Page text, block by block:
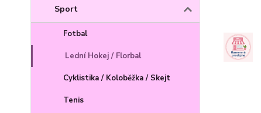
Sport
Fotbal
Lední Hokej / Florbal
Cyklistika / Koloběžka / Skejt
Tenis